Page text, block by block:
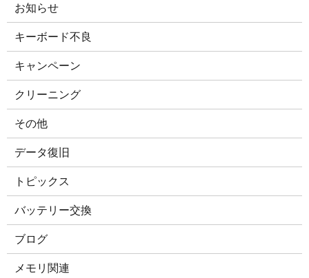
お知らせ
キーボード不良
キャンペーン
クリーニング
その他
データ復旧
トピックス
バッテリー交換
ブログ
メモリ関連